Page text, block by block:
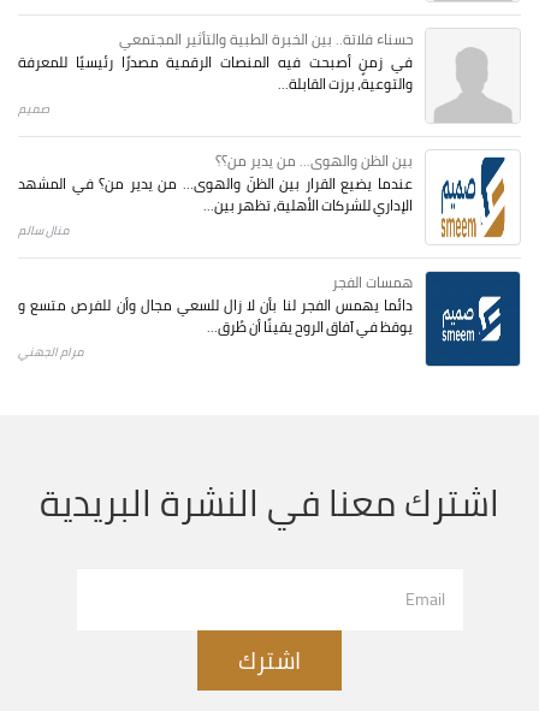
حسناء فلاتة.. بين الخبرة الطبية والتأثير المجتمعي
في زمنٍ أصبحت فيه المنصات الرقمية مصدرًا رئيسيًا للمعرفة
والتوعية، برزت القابلة...
صميم
بين الظن والهوى... من يدير من؟؟
عندما يضيع القرار بين الظنّ والهوى… من يدير من؟ في المشهد
الإداري للشركات الأهلية، تظهر بين...
منال سالم
همسات الفجر
دائما يهمس الفجر لنا بأن لا زال للسعي مجال وأن للفرص متسع و
يوقظ في آفاق الروح يقينًا أن طُرق...
مرام الجهني
اشترك معنا في النشرة البريدية
اشترك